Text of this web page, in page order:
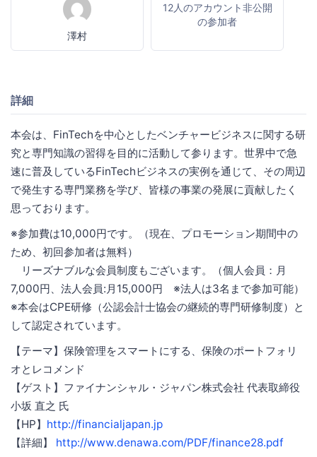
澤村
12人のアカウント非公開
の参加者
詳細
本会は、FinTechを中心としたベンチャービジネスに関する研
究と専門知識の習得を目的に活動して参ります。世界中で急
速に普及しているFinTechビジネスの実例を通じて、その周辺
で発生する専門業務を学び、皆様の事業の発展に貢献したく
思っております。
※参加費は10,000円です。（現在、プロモーション期間中の
ため、初回参加者は無料）
リーズナブルな会員制度もございます。（個人会員：月
7,000円、法人会員:月15,000円 ※法人は3名まで参加可能）
※本会はCPE研修（公認会計士協会の継続的専門研修制度）と
して認定されています。
【テーマ】保険管理をスマートにする、保険のポートフォリ
オとレコメンド
【ゲスト】ファイナンシャル・ジャパン株式会社 代表取締役
小坂 直之 氏
【HP】 http://financialjapan.jp
【詳細】 http://www.denawa.com/PDF/finance28.pdf